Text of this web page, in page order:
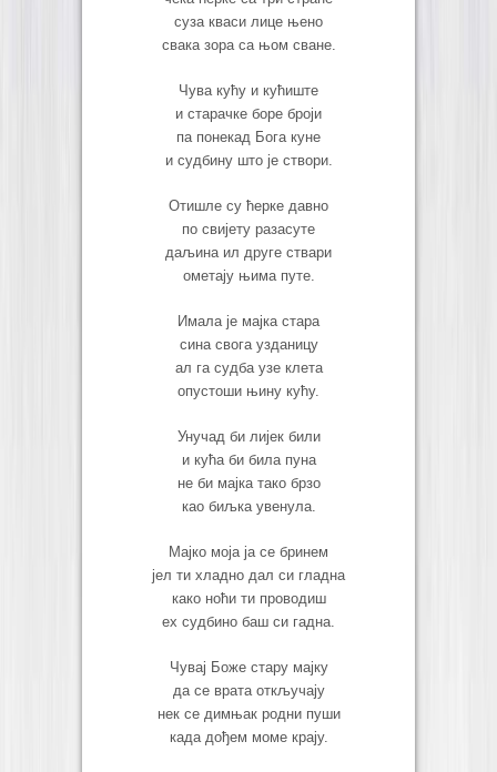
суза кваси лице њено
свака зора са њом сване.
Чува кућу и кућиште
и старачке боре броји
па понекад Бога куне
и судбину што је створи.
Отишле су ћерке давно
по свијету разасуте
даљина ил друге ствари
ометају њима путе.
Имала је мајка стара
сина свога узданицу
ал га судба узе клета
опустоши њину кућу.
Унучад би лијек били
и кућа би била пуна
не би мајка тако брзо
као биљка увенула.
Мајко моја ја се бринем
јел ти хладно дал си гладна
како ноћи ти проводиш
ех судбино баш си гадна.
Чувај Боже стару мајку
да се врата откључају
нек се димњак родни пуши
када дођем моме крају.